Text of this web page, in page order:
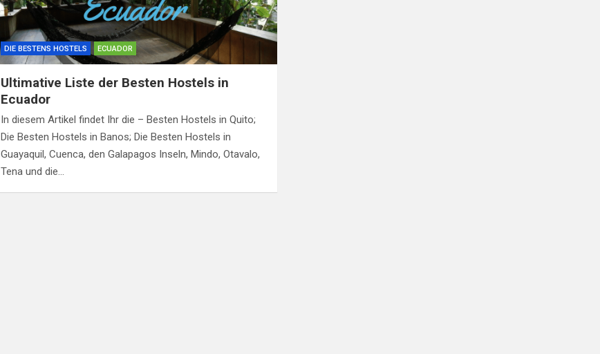
DIE BESTENS HOSTELS ECUADOR
Ultimative Liste der Besten Hostels in
Ecuador
In diesem Artikel findet Ihr die – Besten Hostels in Quito;
Die Besten Hostels in Banos; Die Besten Hostels in
Guayaquil, Cuenca, den Galapagos Inseln, Mindo, Otavalo,
Tena und die…